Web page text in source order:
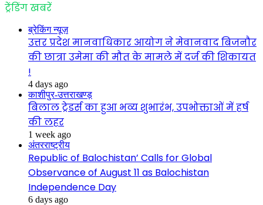
ट्रेंडिंग खबरें
ब्रेकिंग न्यूज़
उत्तर प्रदेश मानवाधिकार आयोग ने मेवानवाद बिजनौर
की छात्रा उमेमा की मौत के मामले में दर्ज की शिकायत
!
4 days ago
काशीपुर-उत्तराखण्ड़
बिलाल ट्रेडर्स का हुआ भव्य शुभारंभ, उपभोक्ताओं में हर्ष
की लहर
1 week ago
अंतरराष्ट्रीय
Republic of Balochistan’ Calls for Global
Observance of August 11 as Balochistan
Independence Day
6 days ago